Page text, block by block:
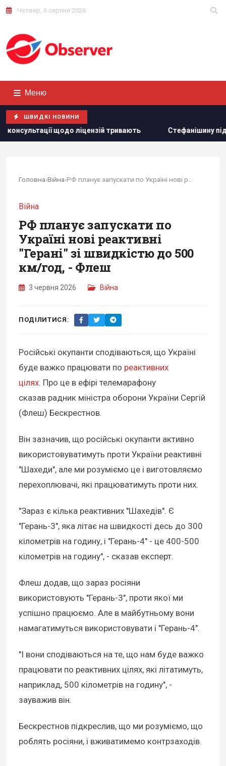
Четвер, 6 серпня 2026
Меню
ШВИДКІ НОВИНИ
тривають Стефанішину підозрюють в
Головна›Війна›
Війна
РФ планує запускати по
Україні нові реактивні
"Герані" зі швидкістю до 500
км/год, - Флеш
3 червня 2026 Війна
ПОДІЛИТИСЯ:
Російські окупанти сподіваються, що Україні
буде важко працювати по реактивних
цілях. Про це в ефірі телемарафону
сказав радник міністра оборони України Сергій
(Флеш) Бескрестнов.
Він зазначив, що російські окупанти активно
використовуватимуть проти України реактивні
"Шахеди", але ми розуміємо це і виготовляємо
перехоплювачі, які працюватимуть проти них.
"Зараз є кілька реактивних "Шахедів". Є
"Герань-3", яка літає на швидкості десь до 300
кілометрів на годину, і "Герань-4" - це 400-500
кілометрів на годину", - сказав експерт.
Флеш додав, що зараз росіяни
використовують "Герань-3", проти якої ми
успішно працюємо. Але в майбутньому вони
намагатимуться використовувати і "Герань-4".
"І вони сподіваються на те, що нам буде важко
працювати по реактивних цілях, які літатимуть,
наприклад, 500 кілометрів на годину", -
зауважив він.
Бескрестнов підкреслив, що ми розуміємо, що
роблять росіяни, і вживатимемо контрзаходів.